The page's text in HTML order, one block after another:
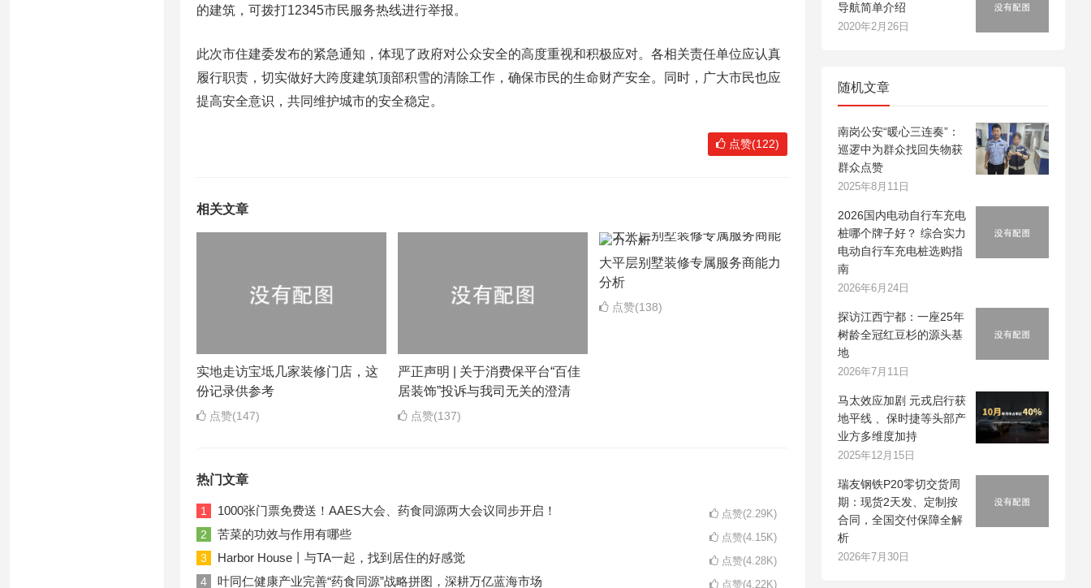
的建筑，可拨打12345市民服务热线进行举报。
此次市住建委发布的紧急通知，体现了政府对公众安全的高度重视和积极应对。各相关责任单位应认真
履行职责，切实做好大跨度建筑顶部积雪的清除工作，确保市民的生命财产安全。同时，广大市民也应
提高安全意识，共同维护城市的安全稳定。
点赞(122)
相关文章
实地走访宝坻几家装修门店，这
份记录供参考
点赞(147)
严正声明 | 关于消费保平台“百佳
居装饰”投诉与我司无关的澄清
点赞(137)
大平层别墅装修专属服务商能力
分析
点赞(138)
热门文章
1 1000张门票免费送！AAES大会、药食同源两大会议同步开启！ 点赞(2.29K)
2 苦菜的功效与作用有哪些 点赞(4.15K)
3 Harbor House丨与TA一起，找到居住的好感觉 点赞(4.28K)
4 叶同仁健康产业完善“药食同源”战略拼图，深耕万亿蓝海市场 点赞(4.22K)
导航简单介绍
2020年2月26日
随机文章
南岗公安“暖心三连奏”：
巡逻中为群众找回失物获
群众点赞
2025年8月11日
2026国内电动自行车充电
桩哪个牌子好？ 综合实力
电动自行车充电桩选购指
南
2026年6月24日
探访江西宁都：一座25年
树龄全冠红豆杉的源头基
地
2026年7月11日
马太效应加剧 元戎启行获
地平线 、保时捷等头部产
业方多维度加持
2025年12月15日
瑞友钢铁P20零切交货周
期：现货2天发、定制按
合同，全国交付保障全解
析
2026年7月30日